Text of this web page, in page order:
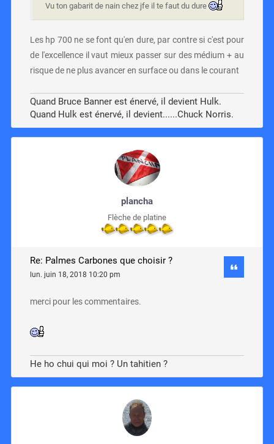
Vu ton gabarit de nain chez jfe il te faut du dure
Les hp 700 ne se font qu'en dure, par contre si c'est pour
de l'excellence il vaut mieux passer sur des médium + au
risque de ne plus avancer en surface ou dans le courant
Quand Bruce Banner est énervé, il devient Hulk.
Quand Hulk est énervé, il devient......Chuck Norris.
plancha
Flèche de platine
Re: Palmes Carbones que choisir ?
lun. juin 18, 2018 10:20 pm
merci pour les commentaires.
He ho chui qui moi ? Un tahitien ?